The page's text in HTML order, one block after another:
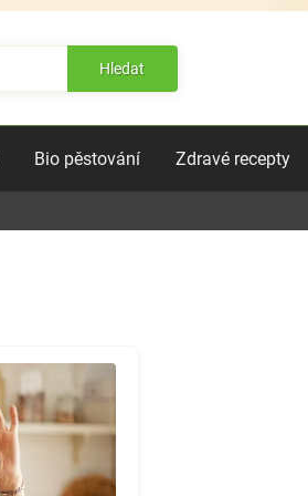
Hledat
Bio pěstování Zdravé recepty